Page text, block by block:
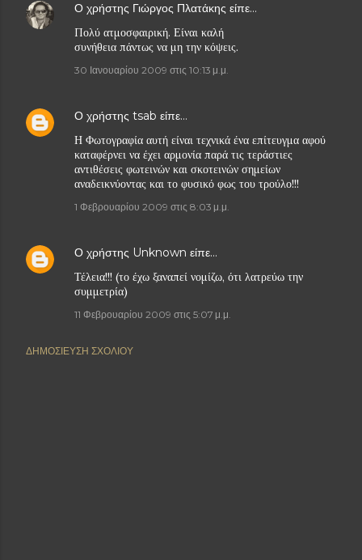
Ο χρήστης Γιώργος Πλατάκης είπε…
Πολύ ατμοσφαιρική. Είναι καλή
συνήθεια πάντως να μη την κόψεις.
30 Ιανουαρίου 2009 στις 10:13 μ.μ.
Ο χρήστης tsab είπε…
Η Φωτογραφία αυτή είναι τεχνικά ένα επίτευγμα αφού
καταφέρνει να έχει αρμονία παρά τις τεράστιες
αντιθέσεις φωτεινών και σκοτεινών σημείων
αναδεικνύοντας και το φυσικό φως του τρούλο!!!
1 Φεβρουαρίου 2009 στις 8:03 μ.μ.
Ο χρήστης Unknown είπε…
Τέλεια!!! (το έχω ξαναπεί νομίζω, ότι λατρεύω την
συμμετρία)
11 Φεβρουαρίου 2009 στις 5:07 μ.μ.
ΔΗΜΟΣΊΕΥΣΗ ΣΧΟΛΊΟΥ